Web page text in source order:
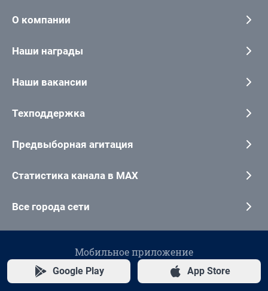
О компании
Наши награды
Наши вакансии
Техподдержка
Предвыборная агитация
Статистика канала в MAX
Все города сети
Мобильное приложение
Google Play App Store